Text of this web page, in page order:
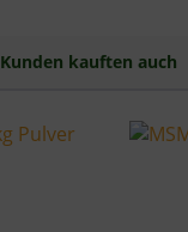
Kunden kauften auch